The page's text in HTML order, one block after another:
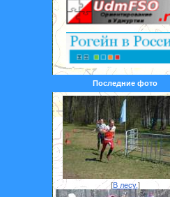
Последние фото
[В лесу.]